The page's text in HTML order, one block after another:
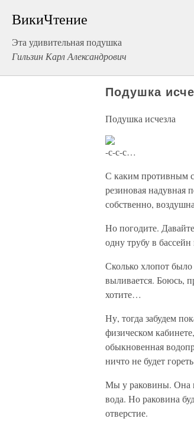
ВикиЧтение
Эта удивительная подушка
Гильзин Карл Александрович
Подушка
Подушка исчезла
-с-с-с…
С каким противным
резиновая надувная
собственно,
Но погодите.
одну трубу в
Сколько хлопот было
выливается. Боюсь,
хотите…
Ну, тогда забудем
физическом
обыкновенная
ничто не будет
Мы у раковины. Она
вода. Но раковина
отверстие.